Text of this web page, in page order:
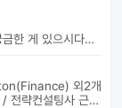
이화여대 불어불문학과에 대해 궁금한 게 있으시다면 번호로 연락 바랍니다...
외2개
UPENN WHARTON 학부 졸업 / 전략컨설팅사 근무 / HBS MBA 재학 중 ...